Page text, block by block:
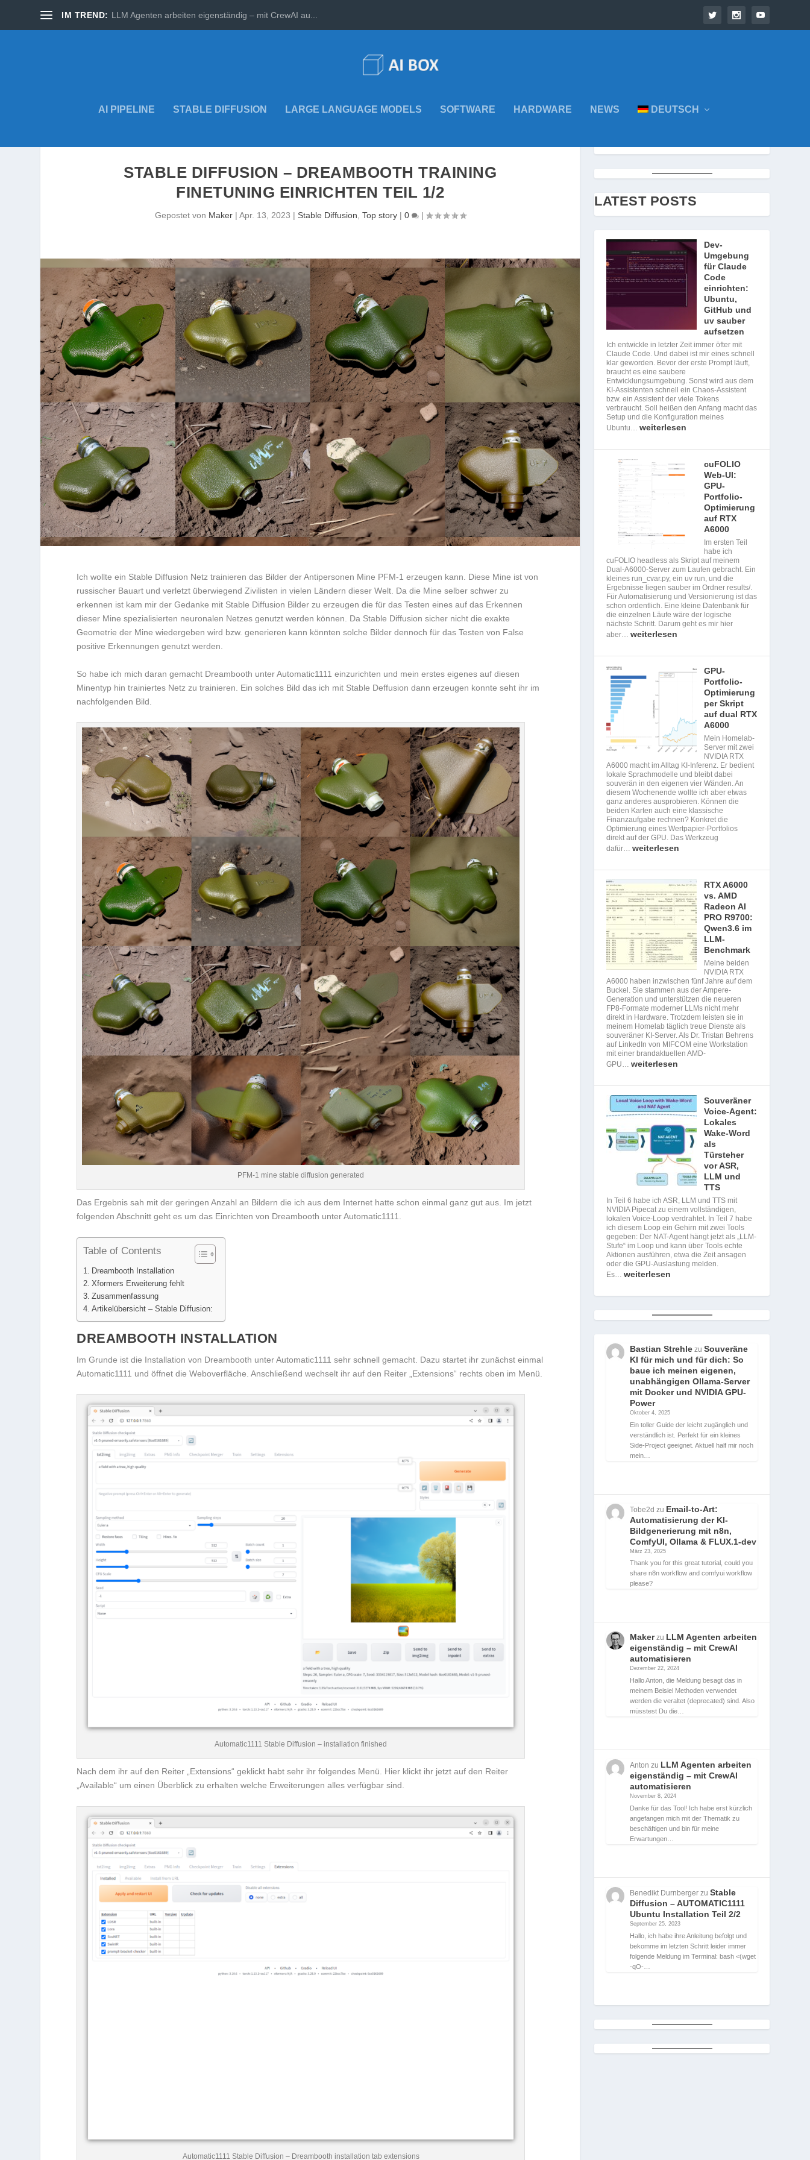
IM TREND: LLM Agenten arbeiten eigenständig – mit CrewAI au...
AI PIPELINE STABLE DIFFUSION LARGE LANGUAGE MODELS SOFTWARE HARDWARE NEWS DEUTSCH
STABLE DIFFUSION – DREAMBOOTH TRAINING
FINETUNING EINRICHTEN TEIL 1/2
Gepostet von Maker| Apr. 13, 2023 | Stable Diffusion Top story| 0 |
Ich wollte ein Stable Diffusion Netz trainieren das Bilder der Antipersonen Mine PFM-1 erzeugen kann. Diese Mine ist von
russischer Bauart und verletzt überwiegend Zivilisten in vielen Ländern dieser Welt. Da die Mine selber schwer zu
erkennen ist kam mir der Gedanke mit Stable Diffusion Bilder zu erzeugen die für das Testen eines auf das Erkennen
dieser Mine spezialisierten neuronalen Netzes genutzt werden können. Da Stable Diffusion sicher nicht die exakte
Geometrie der Mine wiedergeben wird bzw. generieren kann könnten solche Bilder dennoch für das Testen von False
positive Erkennungen genutzt werden.
So habe ich mich daran gemacht Dreambooth unter Automatic1111 einzurichten und mein erstes eigenes auf diesen
Minentyp hin trainiertes Netz zu trainieren. Ein solches Bild das ich mit Stable Deffusion dann erzeugen konnte seht ihr im
nachfolgenden Bild.
PFM-1 mine stable diffusion generated
Das Ergebnis sah mit der geringen Anzahl an Bildern die ich aus dem Internet hatte schon einmal ganz gut aus. Im jetzt
folgenden Abschnitt geht es um das Einrichten von Dreambooth unter Automatic1111.
Table of Contents
Dreambooth Installation
Xformers Erweiterung fehlt
Zusammenfassung
Artikelübersicht – Stable Diffusion:
DREAMBOOTH INSTALLATION
Im Grunde ist die Installation von Dreambooth unter Automatic1111 sehr schnell gemacht. Dazu startet ihr zunächst einmal
Automatic1111 und öffnet die Weboverfläche. Anschließend wechselt ihr auf den Reiter „Extensions“ rechts oben im Menü.
Automatic1111 Stable Diffusion – installation finished
Nach dem ihr auf den Reiter „Extensions“ geklickt habt sehr ihr folgendes Menü. Hier klickt ihr jetzt auf den Reiter
„Available“ um einen Überblick zu erhalten welche Erweiterungen alles verfügbar sind.
Automatic1111 Stable Diffusion – Dreambooth installation tab extensions
LATEST POSTS
Dev-
Umgebung
für Claude
Code
einrichten:
Ubuntu,
GitHub und
uv sauber
aufsetzen
Ich entwickle in letzter Zeit immer öfter mit
Claude Code. Und dabei ist mir eines schnell
klar geworden. Bevor der erste Prompt läuft,
braucht es eine saubere
Entwicklungsumgebung. Sonst wird aus dem
KI-Assistenten schnell ein Chaos-Assistent
bzw. ein Assistent der viele Tokens
verbraucht. Soll heißen den Anfang macht das
Setup und die Konfiguration meines
Ubuntu…weiterlesen
cuFOLIO
Web-UI:
GPU-
Portfolio-
Optimierung
auf RTX
A6000
Im ersten Teil
habe ich
cuFOLIO headless als Skript auf meinem
Dual-A6000-Server zum Laufen gebracht. Ein
kleines run_cvar.py, ein uv run, und die
Ergebnisse liegen sauber im Ordner results/.
Für Automatisierung und Versionierung ist das
schon ordentlich. Eine kleine Datenbank für
die einzelnen Läufe wäre der logische
nächste Schritt. Darum geht es mir hier
aber…weiterlesen
GPU-
Portfolio-
Optimierung
per Skript
auf dual RTX
A6000
Mein Homelab-
Server mit zwei
NVIDIA RTX
A6000 macht im Alltag KI-Inferenz. Er bedient
lokale Sprachmodelle und bleibt dabei
souverän in den eigenen vier Wänden. An
diesem Wochenende wollte ich aber etwas
ganz anderes ausprobieren. Können die
beiden Karten auch eine klassische
Finanzaufgabe rechnen? Konkret die
Optimierung eines Wertpapier-Portfolios
direkt auf der GPU. Das Werkzeug
dafür…weiterlesen
RTX A6000
vs. AMD
Radeon AI
PRO R9700:
Qwen3.6 im
LLM-
Benchmark
Meine beiden
NVIDIA RTX
A6000 haben inzwischen fünf Jahre auf dem
Buckel. Sie stammen aus der Ampere-
Generation und unterstützen die neueren
FP8-Formate moderner LLMs nicht mehr
direkt in Hardware. Trotzdem leisten sie in
meinem Homelab täglich treue Dienste als
souveräner KI-Server. Als Dr. Tristan Behrens
auf LinkedIn von MIFCOM eine Workstation
mit einer brandaktuellen AMD-
GPU…weiterlesen
Souveräner
Voice-Agent:
Lokales
Wake-Word
als
Türsteher
vor ASR,
LLM und
TTS
In Teil 6 habe ich ASR, LLM und TTS mit
NVIDIA Pipecat zu einem vollständigen,
lokalen Voice-Loop verdrahtet. In Teil 7 habe
ich diesem Loop ein Gehirn mit zwei Tools
gegeben: Der NAT-Agent hängt jetzt als „LLM-
Stufe“ im Loop und kann über Tools echte
Aktionen ausführen, etwa die Zeit ansagen
oder die GPU-Auslastung melden.
Es…weiterlesen
Bastian Strehle zuSouveräne
KI für mich und für dich: So
baue ich meinen eigenen,
unabhängigen Ollama-Server
mit Docker und NVIDIA GPU-
Power
Oktober 4, 2025
Ein toller Guide der leicht zugänglich und
verständlich ist. Perfekt für ein kleines
Side-Project geeignet. Aktuell half mir noch
mein…
Tobe2d zu Email-to-Art:
Automatisierung der KI-
Bildgenerierung mit n8n,
ComfyUI, Ollama & FLUX.1-dev
März 23, 2025
Thank you for this great tutorial, could you
share n8n workflow and comfyui workflow
please?
Makerzu LLM Agenten arbeiten
eigenständig – mit CrewAI
automatisieren
Dezember 22, 2024
Hallo Anton, die Meldung besagt das in
meinem Beisiel Methoden verwendet
werden die veraltet (deprecated) sind. Also
müsstest Du die…
Anton zu LLM Agenten arbeiten
eigenständig – mit CrewAI
automatisieren
November 8, 2024
Danke für das Tool! Ich habe erst kürzlich
angefangen mich mit der Thematik zu
beschäftigen und bin für meine
Erwartungen…
Benedikt Durnberger zuStable
Diffusion – AUTOMATIC1111
Ubuntu Installation Teil 2/2
September 25, 2023
Hallo, ich habe ihre Anleitung befolgt und
bekomme im letzten Schritt leider immer
folgende Meldung im Terminal: bash <(wget
-qO-…